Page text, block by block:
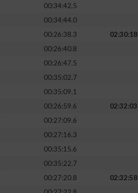
00:34:42.5
00:34:44.0
00:26:38.3
02:30:18
00:26:40.8
00:26:47.5
00:35:02.7
00:35:09.1
00:26:59.6
02:32:03
00:27:09.6
00:27:16.3
00:35:15.6
00:35:22.7
00:27:20.8
02:32:58